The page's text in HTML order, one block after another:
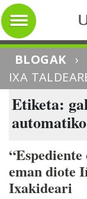
BLOGAK ›
IXA
Etiketa:
automatiko
eman diote
Ixakideari